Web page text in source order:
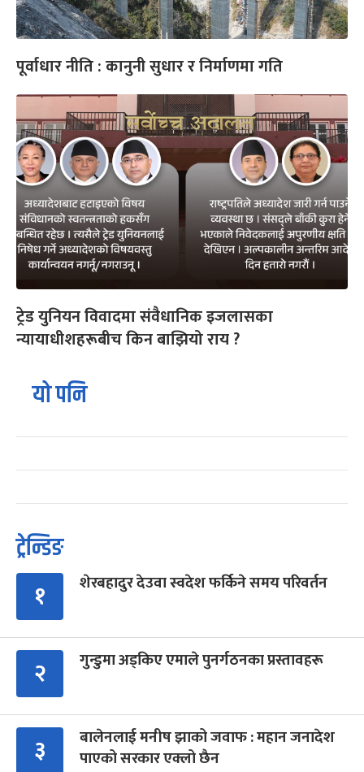
पूर्वाधार नीति : कानुनी सुधार र निर्माणमा गति
ट्रेड युनियन विवादमा संवैधानिक इजलासका
न्यायाधीशहरूबीच किन बाझियो राय ?
यो पनि
ट्रेन्डिङ
१ शेरबहादुर देउवा स्वदेश फर्किने समय परिवर्तन
२ गुन्डुमा अड्किए एमाले पुनर्गठनका प्रस्तावहरू
३
बालेनलाई मनीष झाको जवाफ : महान जनादेश
पाएको सरकार एक्लो छैन